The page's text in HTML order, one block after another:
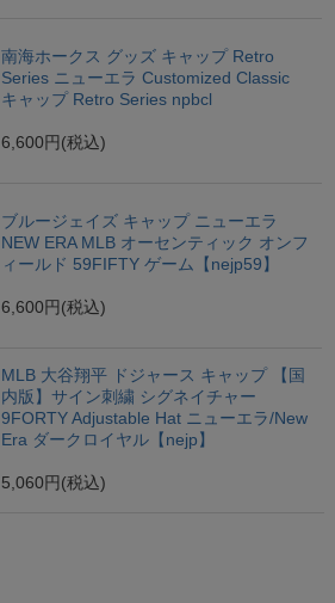
南海ホークス グッズ キャップ Retro
Series ニューエラ Customized Classic
キャップ Retro Series npbcl
6,600円 (税込)
ブルージェイズ キャップ ニューエラ
NEW ERA MLB オーセンティック オンフ
ィールド 59FIFTY ゲーム【nejp59】
6,600円 (税込)
MLB 大谷翔平 ドジャース キャップ 【国
内版】サイン刺繍 シグネイチャー
9FORTY Adjustable Hat ニューエラ/New
Era ダークロイヤル【nejp】
5,060円 (税込)